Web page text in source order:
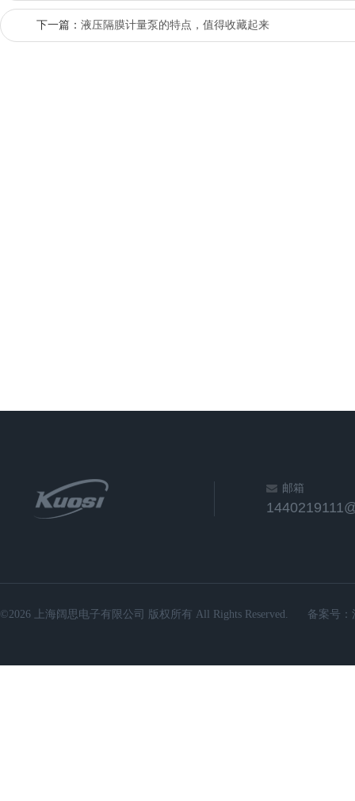
下一篇： 液压隔膜计量泵的特点，值得收藏起来
邮箱
©2026 上海阔思电子有限公司 版权所有 All Rights Reserved. 备案号：